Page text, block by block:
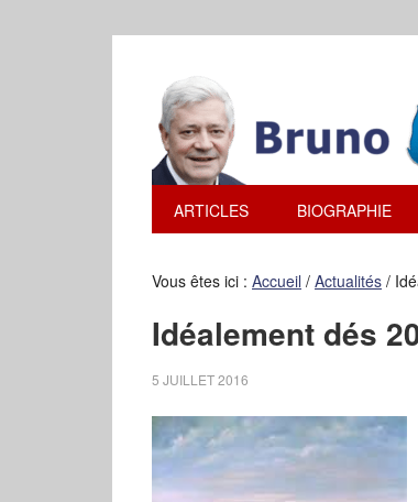
ARTICLES BIOGRAPHIE
Vous êtes ici : Accueil / Actualités /
Idéalement dés
5 JUILLET 2016